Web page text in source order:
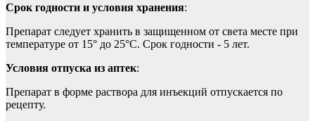
Срок годности и условия хранения:
Препарат следует хранить в защищенном от света месте при
температуре от 15° до 25°C. Срок годности - 5 лет.
Условия отпуска из аптек:
Препарат в форме раствора для инъекций отпускается по
рецепту.